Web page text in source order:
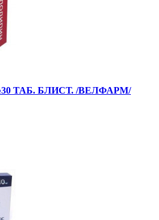
ТАБ. БЛИСТ. /ВЕЛФАРМ/